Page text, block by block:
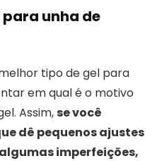
para unha de
tipo de gel para
em qual é o motivo
Assim,se você
dê pequenos ajustes
imperfeições,